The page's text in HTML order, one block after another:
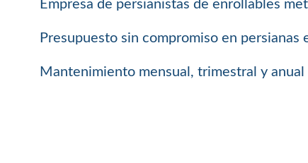
Empresa de persianistas de enrollables
Presupuesto sin compromiso en
Mantenimiento mensual, trimestral y